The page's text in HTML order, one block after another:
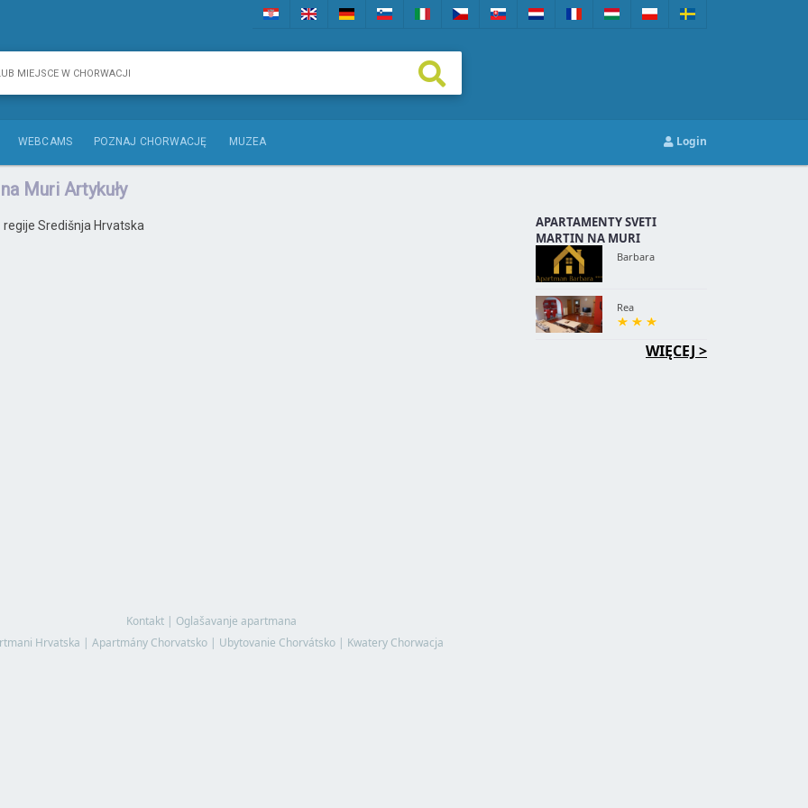
WEBCAMS POZNAJ CHORWACJĘ MUZEA Login
Muri Artykuły
Središnja Hrvatska
APARTAMENTY SVETI
MARTIN NA MURI
Barbara
Rea
WIĘCEJ >
Kontakt| Oglašavanje apartmana
Hrvatska | Apartmány Chorvatsko| Ubytovanie Chorvátsko| Kwatery Chorwacja